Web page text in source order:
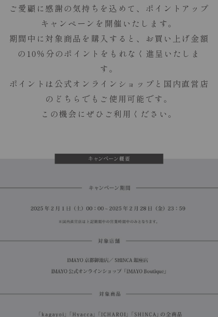
ご愛顧に感謝の気持ちを込めて、ポイントアップ
キャンペーンを開催いたします。
期間中に対象商品を購入すると、お買い上げ金額
の10％分のポイントをもれなく進呈いたしま
す。
ポイントは公式オンラインショップと国内直営店
のどちらでもご使用可能です。
この機会にぜひご利用ください。